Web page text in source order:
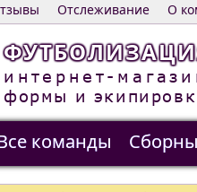
О
Отслеживание
интернет-
формы и
команды